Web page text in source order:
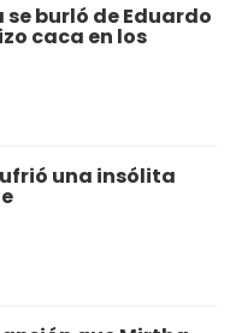
burló de Eduardo
caca en los
una insólita